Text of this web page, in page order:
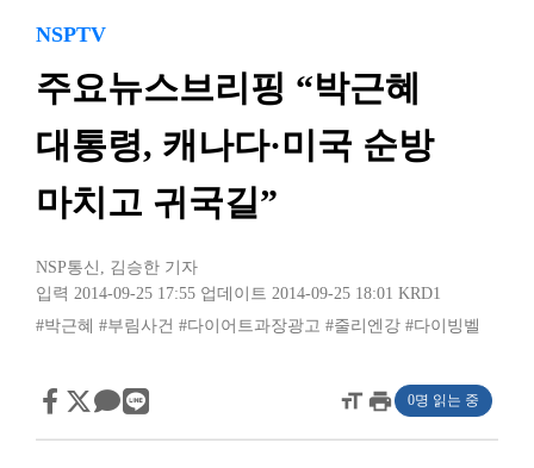
NSPTV
주요뉴스브리핑 “박근혜
대통령, 캐나다·미국 순방
마치고 귀국길”
NSP통신 , 김승한 기자
입력 2014-09-25 17:55 업데이트 2014-09-25 18:01 KRD1
#박근혜 #부림사건 #다이어트과장광고 #줄리엔강 #다이빙벨
format_sizeprint 0명 읽는 중